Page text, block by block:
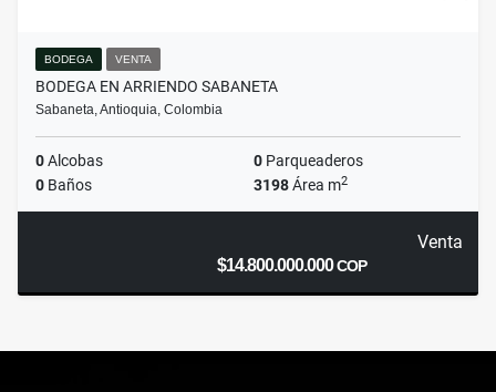
BODEGA VENTA
BODEGA EN ARRIENDO SABANETA
Sabaneta, Antioquia, Colombia
0Alcobas 0 Parqueaderos
0 Baños 3198Área m2
Venta
$14.800.000.000COP